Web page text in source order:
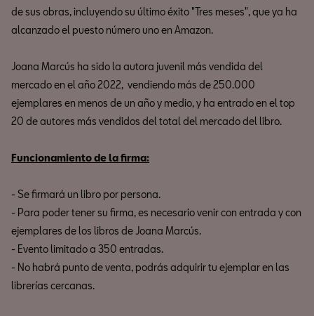
de sus obras, incluyendo su último éxito "Tres meses", que ya ha
alcanzado el puesto número uno en Amazon.
Joana Marcús ha sido la autora juvenil más vendida del
mercado en el año 2022, vendiendo más de 250.000
ejemplares en menos de un año y medio, y ha entrado en el top
20 de autores más vendidos del total del mercado del libro.
Funcionamiento de la firma:
- Se firmará un libro por persona.
- Para poder tener su firma, es necesario venir con entrada y con
ejemplares de los libros de Joana Marcús.
- Evento limitado a 350 entradas.
- No habrá punto de venta, podrás adquirir tu ejemplar en las
librerías cercanas.